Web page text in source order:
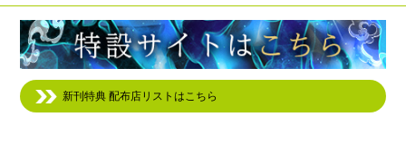
新刊特典 配布店リストはこちら